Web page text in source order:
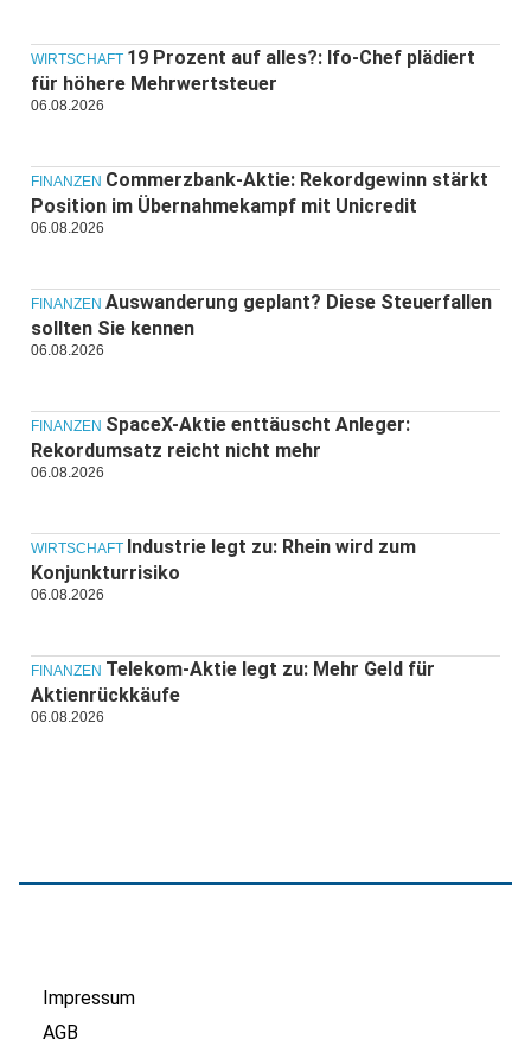
WIRTSCHAFT 19 Prozent auf alles?: Ifo-Chef plädiert
für höhere Mehrwertsteuer
06.08.2026
FINANZEN Commerzbank-Aktie: Rekordgewinn stärkt
Position im Übernahmekampf mit Unicredit
06.08.2026
FINANZEN Auswanderung geplant? Diese Steuerfallen
sollten Sie kennen
06.08.2026
FINANZEN SpaceX-Aktie enttäuscht Anleger:
Rekordumsatz reicht nicht mehr
06.08.2026
WIRTSCHAFT Industrie legt zu: Rhein wird zum
Konjunkturrisiko
06.08.2026
FINANZEN Telekom-Aktie legt zu: Mehr Geld für
Aktienrückkäufe
06.08.2026
Impressum
AGB